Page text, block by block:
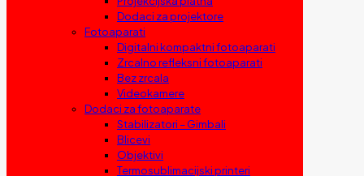
Dodaci za projektore
Fotoaparati
Digitalni kompaktni fotoaparati
Zrcalno refleksni fotoaparati
Bez zrcala
Videokamere
Dodaci za fotoaparate
Stabilizatori – Gimbali
Blicevi
Objektivi
Termosublimacijski printeri